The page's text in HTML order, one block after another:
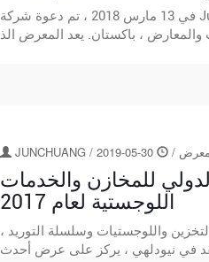
في 13 مارس 2018 ، تم دعوة شركة Junchuang Lock Industry لحضور معرض نظام النقل والإمداد الدولي
JUNCHUANG / معرض /
30-05-2019
للمخازن والخدمات
اللوجستية لعام 2017
على التخزين واللوجستيات وسلسلة التوريد ،